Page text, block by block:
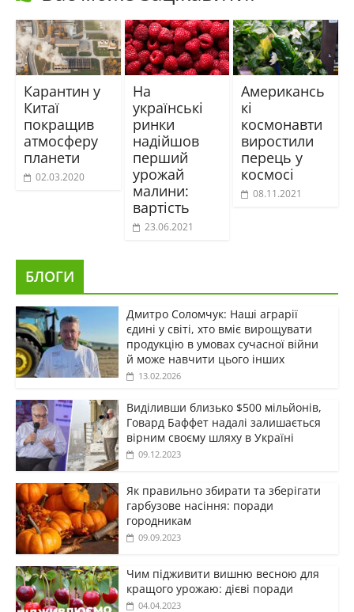
Карантин у
Китаї
покращив
атмосферу
планети
02.03.2020
На
українські
ринки
надійшов
перший
урожай
малини:
вартість
23.06.2021
Американсь
кі
космонавти
виростили
перець у
космосі
08.11.2021
БЛОГИ
Дмитро Соломчук: Наші аграрії
єдині у світі, хто вміє вирощувати
продукцію в умовах сучасної війни
й може навчити цього інших
13.02.2026
Виділивши близько $500 мільйонів,
Говард Баффет надалі залишається
вірним своєму шляху в Україні
09.12.2023
Як правильно збирати та зберігати
гарбузове насіння: поради
городникам
09.09.2023
Чим підживити вишню весною для
кращого урожаю: дієві поради
04.04.2023